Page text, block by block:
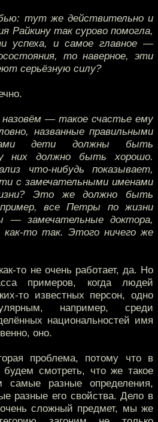
тут же действительно и
Райкину так сурово помогла,
успеха, и самое главное —
то наверное, эти
серьёзную силу?
— такое счастье ему
названные правильными
дети должны быть
них должно быть хорошо.
что-нибудь показывает,
с замечательными именами
Это же должно быть
все Петры по жизни
— замечательные доктора,
как-то так. Этого ничего же
то не очень работает, да. Но
примеров, когда людей
то известных персон, одно
например, среди
национальностей имя
оно.
проблема, потому что в
смотреть, что же такое
разные определения,
разные его свойства. Дело в
сложный предмет, мы же